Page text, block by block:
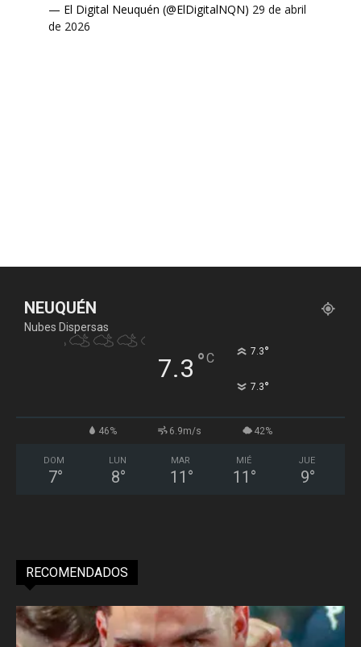
— El Digital Neuquén (@ElDigitalNQN) 29 de abril
de 2026
NEUQUÉN
Nubes Dispersas
7.3 °C 7.3°
7.3°
46% 6.9m/s 42%
DOM
7°
LUN
8°
MAR
11 °
MIÉ
11 °
JUE
9°
RECOMENDADOS